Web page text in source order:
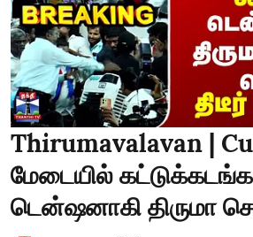
Thirumavalavan |
மேடையில்
டென்ஷனாகி திருமா